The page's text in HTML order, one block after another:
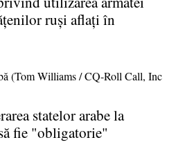
ruşi aflaţi în
statelor arabe la
fie "obligatorie"